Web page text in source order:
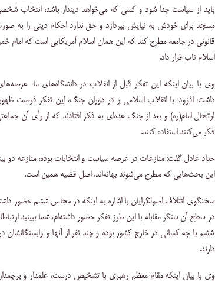
باید از سیاست جدا شود و کسی که می‌خواهد دیندار باشد، انتخاب
مسجد برای خودش به نیایش بپردازد و حق ندارد احکام دینی را به
قانونی در جامعه مطرح کند که این همان اسلام آمریکایی است که امام
اسلام ناب قرار داد.
وی با بیان اینکه این تفکر قبل از انقلاب در دانشگاه‌های ما،
داشت، افزود: با انقلاب اسلامی و در دوران جنگ، این تفکر فرصت ظهور
ارتحال امام(ره) و بعد از جنگ عده‌ای به فکر افتادند که از رأی آن
فکر می‌کنند استفاده کنند.
حداد عادل گفت: منازعات در عرصه سیاست و انتخابات بوده، منازعه دو
این بحث‌هایی که مطرح می‌شوند بهانه‌اند، اصل قضیه همین است.
سخنگوی ائتلاف اصولگرایان با اشاره به اینکه در مجلس ششم حضور
در سطح آن سنگر مقابله با این طرز تفکر حضور داشته‌ام، شما ببینید
ششم با چه کسانی در خارج کشور بوده و چند نفر از آنها و وابستگانشان
دارند.
وی با بیان اینکه مقام معظم رهبری با تشخیص درست، علمدار و